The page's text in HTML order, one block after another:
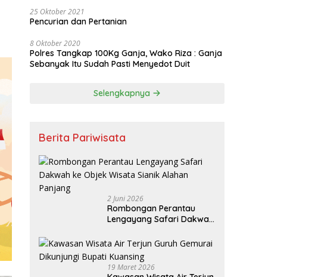
25 Oktober 2021
Pencurian dan Pertanian
8 Oktober 2020
Polres Tangkap 100Kg Ganja, Wako Riza : Ganja
Sebanyak Itu Sudah Pasti Menyedot Duit
Selengkapnya
Berita Pariwisata
2 Juni 2026
Rombongan Perantau
Lengayang Safari Dakwah
Alahan Panjang
19 Maret 2026